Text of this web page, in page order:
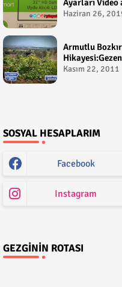
Ayarları Video
Çetin
Haziran 26,
Armutlu
Kasım 22, 2011
SOSYAL HESAPLARIM
Facebook
Instagram
GEZGININ ROTASI